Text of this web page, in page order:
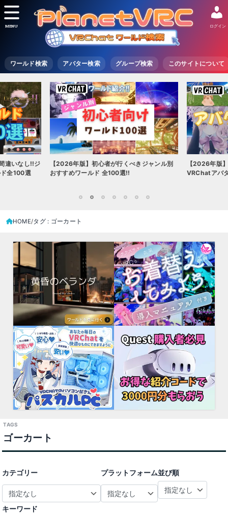
ワールド検索 アバター検索 グループ検索 このサイトについて
ログイン
MENU
違いなし!!ジ
全100選
【2026年版】初心者が行くべきジャンル別
おすすめワールド 全100選!!
【2026年版
VRChatアバ
HOME タグ : ゴーカート
ゴーカート
カテゴリー プラットフォーム並び順
キーワード